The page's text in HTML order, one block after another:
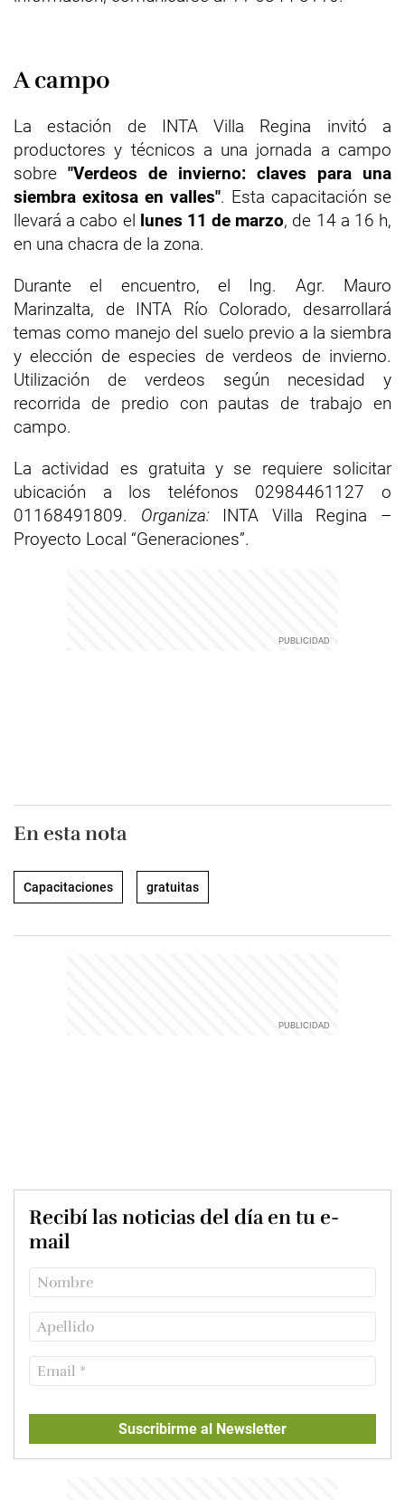
A campo
La estación de INTA Villa Regina invitó a
productores y técnicos a una jornada a campo
sobre "Verdeos de invierno: claves para una
siembra exitosa en valles". Esta capacitación se
llevará a cabo el lunes 11 de marzo, de 14 a 16 h,
en una chacra de la zona.
Durante el encuentro, el Ing. Agr. Mauro
Marinzalta, de INTA Río Colorado, desarrollará
temas como manejo del suelo previo a la siembra
y elección de especies de verdeos de invierno.
Utilización de verdeos según necesidad y
recorrida de predio con pautas de trabajo en
campo.
La actividad es gratuita y se requiere solicitar
ubicación a los teléfonos 02984461127 o
01168491809. Organiza:INTA Villa Regina –
Proyecto Local “Generaciones”.
En esta nota
Capacitaciones gratuitas
Recibí las noticias del día en tu e-
mail
Suscribirme al Newsletter